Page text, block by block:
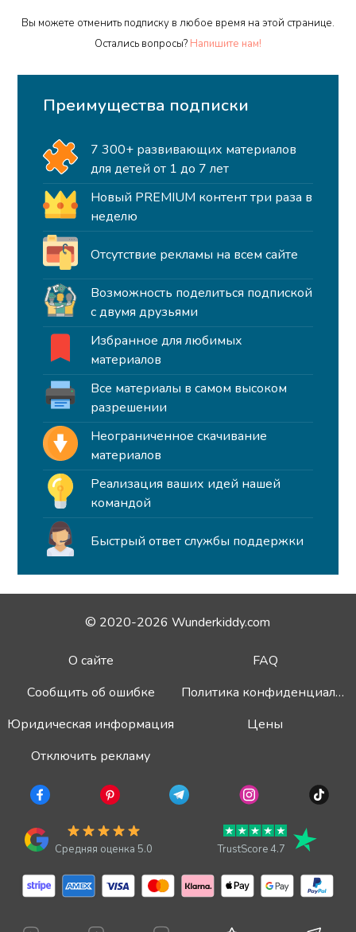
Вы можете отменить подписку в любое время на этой странице.
Остались вопросы? Напишите нам!
Преимущества подписки
7 300+ развивающих материалов
для детей от 1 до 7 лет
Новый PREMIUM контент три раза в
неделю
Отсутствие рекламы на всем сайте
Возможность поделиться подпиской
с двумя друзьями
Избранное для любимых
материалов
Все материалы в самом высоком
разрешении
Неограниченное скачивание
материалов
Реализация ваших идей нашей
командой
Быстрый ответ службы поддержки
© 2020-2026 Wunderkiddy.com
О сайте
FAQ
Сообщить об ошибке
Политика конфиденциальности
Юридическая информация
Цены
Отключить рекламу
Средняя оценка 5.0 TrustScore 4.7